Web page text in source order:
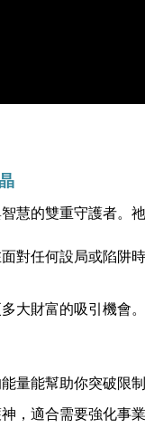
慧的雙重守護者。
對任何設局或陷阱
大財富的吸引機會
量能幫助你突破限
，適合需要強化事